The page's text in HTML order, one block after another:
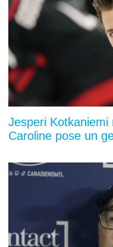
Jesperi
Caroline pose un